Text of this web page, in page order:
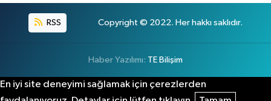
RSS Copyright © 2022. Her hakkı saklıdır.
Haber Yazılımı: TE Bilişim
En iyi site deneyimi sağlamak için çerezlerden